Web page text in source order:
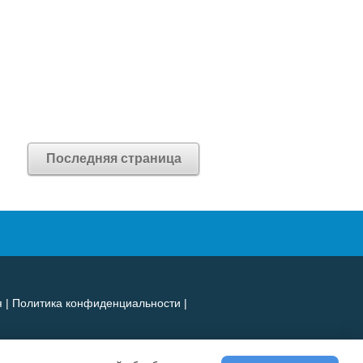
Последняя страница
| Политика конфиденциальности |